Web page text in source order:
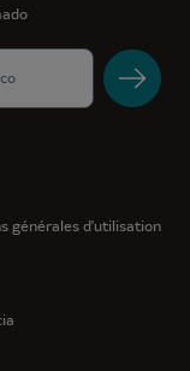
générales d'utilisation